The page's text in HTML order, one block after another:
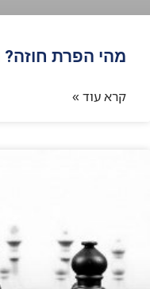
מהי הפרת חוזה?
קרא עוד »